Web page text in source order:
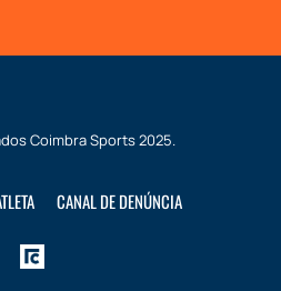
Coimbra Sports2025.
CANAL DE DENÚNCIA